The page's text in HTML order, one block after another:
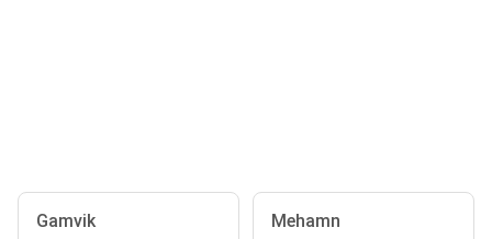
Gamvik Mehamn